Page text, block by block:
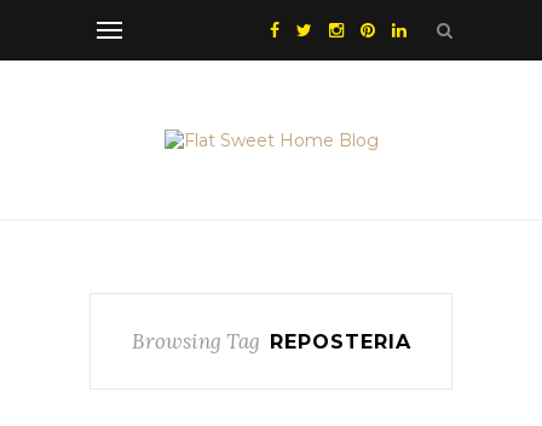
Browsing Tag REPOSTERIA